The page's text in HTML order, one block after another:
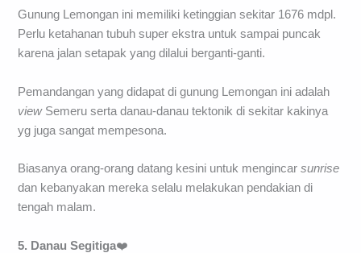
Gunung Lemongan ini memiliki ketinggian sekitar 1676 mdpl.
Perlu ketahanan tubuh super ekstra untuk sampai puncak
karena jalan setapak yang dilalui berganti-ganti.
Pemandangan yang didapat di gunung Lemongan ini adalah
viewSemeru serta danau-danau tektonik di sekitar kakinya
yg juga sangat mempesona.
Biasanya orang-orang datang kesini untuk mengincarsunrise
dan kebanyakan mereka selalu melakukan pendakian di
tengah malam.
5. Danau Segitiga❤️